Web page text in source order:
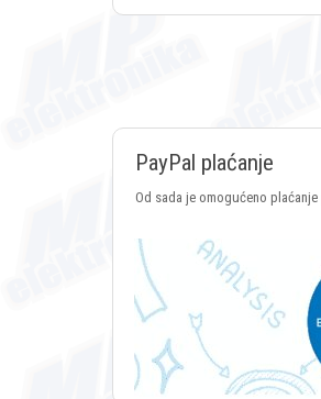
PayPal plaćanje
Od sada je omogućeno plaćanje